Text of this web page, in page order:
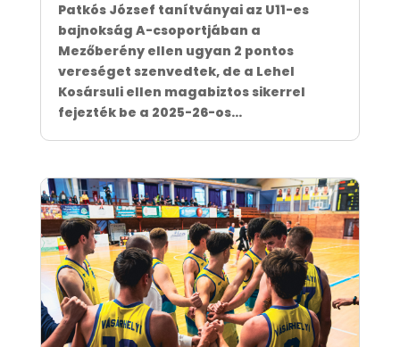
Patkós József tanítványai az U11-es
bajnokság A-csoportjában a
Mezőberény ellen ugyan 2 pontos
vereséget szenvedtek, de a Lehel
Kosársuli ellen magabiztos sikerrel
fejezték be a 2025-26-os...